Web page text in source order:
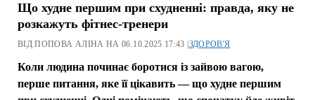
Що худне першим при схудненні: правда, яку не
розкажуть фітнес-тренери
ВІД ПОПОВА АЛІНА НА 06.10.2025 17:43 | ЗДОРОВ'Я
Коли людина починає боротися із зайвою вагою,
перше питання, яке її цікавить — що худне першим